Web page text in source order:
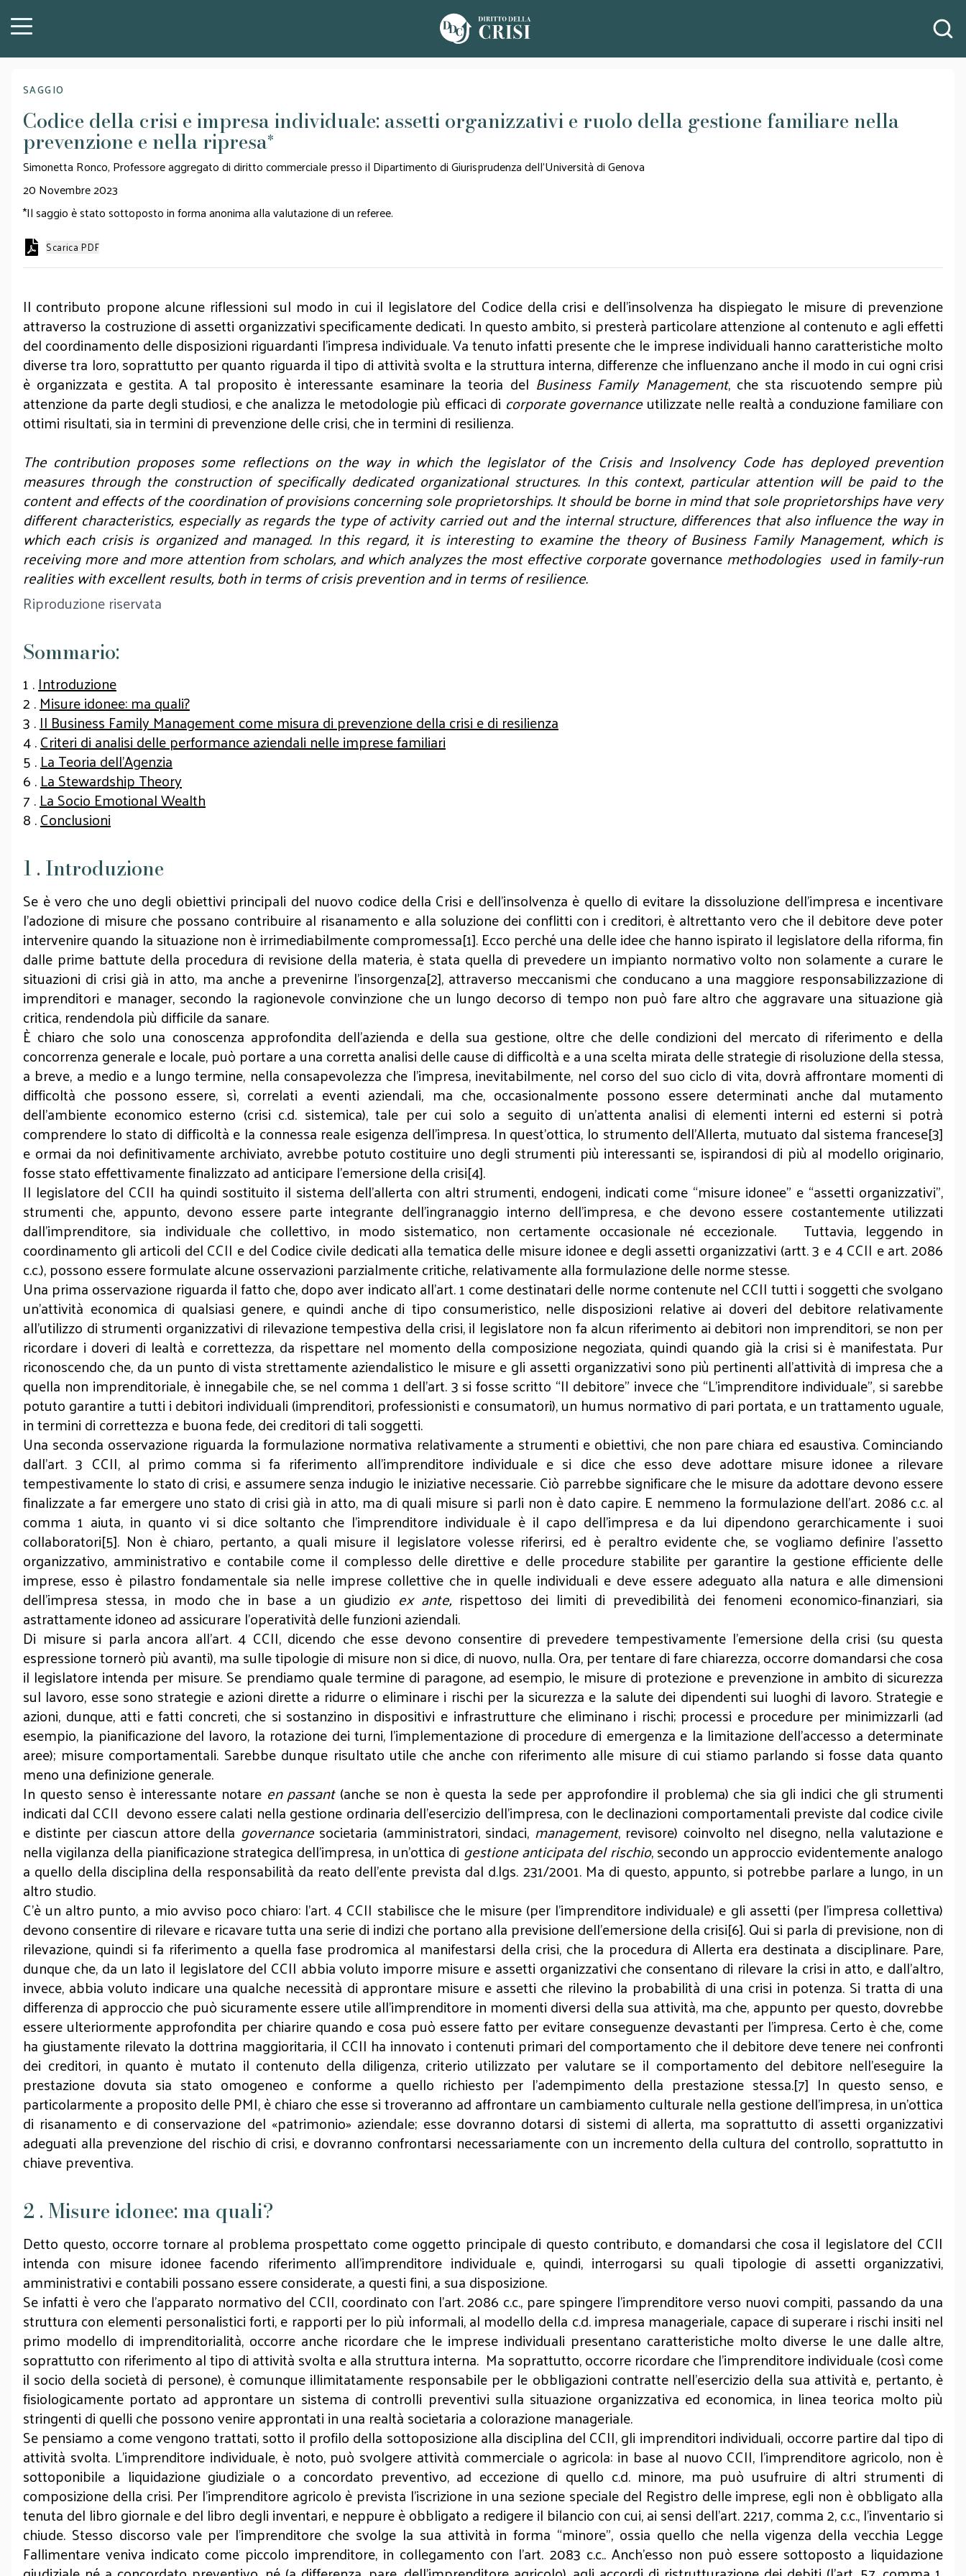
SAGGIO
Codice della crisi e impresa individuale: assetti organizzativi e ruolo della gestione familiare nella
prevenzione e nella ripresa*
Simonetta Ronco, Professore aggregato di diritto commerciale presso il Dipartimento di Giurisprudenza dell'Università di Genova
20 Novembre 2023
*Il saggio è stato sottoposto in forma anonima alla valutazione di un referee.
Scarica PDF
Il contributo propone alcune riflessioni sul modo in cui il legislatore del Codice della crisi e dell'insolvenza ha dispiegato le misure di prevenzione
attraverso la costruzione di assetti organizzativi specificamente dedicati. In questo ambito, si presterà particolare attenzione al contenuto e agli effetti
del coordinamento delle disposizioni riguardanti l’impresa individuale. Va tenuto infatti presente che le imprese individuali hanno caratteristiche molto
diverse tra loro, soprattutto per quanto riguarda il tipo di attività svolta e la struttura interna, differenze che influenzano anche il modo in cui ogni crisi
è organizzata e gestita. A tal proposito è interessante esaminare la teoria del Business Family Management, che sta riscuotendo sempre più
attenzione da parte degli studiosi, e che analizza le metodologie più efficaci di corporate governanceutilizzate nelle realtà a conduzione familiare con
ottimi risultati, sia in termini di prevenzione delle crisi, che in termini di resilienza.
The contribution proposes some reflections on the way in which the legislator of the Crisis and Insolvency Code has deployed prevention
measures through the construction of specifically dedicated organizational structures. In this context, particular attention will be paid to the
content and effects of the coordination of provisions concerning sole proprietorships. It should be borne in mind that sole proprietorships have very
different characteristics, especially as regards the type of activity carried out and the internal structure, differences that also influence the way in
which each crisis is organized and managed. In this regard, it is interesting to examine the theory of Business Family Management, which is
receiving more and more attention from scholars, and which analyzes the most effective corporategovernancemethodologies used in family-run
realities with excellent results, both in terms of crisis prevention and in terms of resilience.
Riproduzione riservata
Sommario:
1 .Introduzione
2 .Misure idonee: ma quali?
3 .Il Business Family Management come misura di prevenzione della crisi e di resilienza
4 .Criteri di analisi delle performance aziendali nelle imprese familiari
5 .La Teoria dell’Agenzia
6 .La Stewardship Theory
7 .La Socio Emotional Wealth
8 .Conclusioni
1 . Introduzione
Se è vero che uno degli obiettivi principali del nuovo codice della Crisi e dell’insolvenza è quello di evitare la dissoluzione dell’impresa e incentivare
l’adozione di misure che possano contribuire al risanamento e alla soluzione dei conflitti con i creditori, è altrettanto vero che il debitore deve poter
intervenire quando la situazione non è irrimediabilmente compromessa[1]. Ecco perché una delle idee che hanno ispirato il legislatore della riforma, fin
dalle prime battute della procedura di revisione della materia, è stata quella di prevedere un impianto normativo volto non solamente a curare le
situazioni di crisi già in atto, ma anche a prevenirne l’insorgenza[2], attraverso meccanismi che conducano a una maggiore responsabilizzazione di
imprenditori e manager, secondo la ragionevole convinzione che un lungo decorso di tempo non può fare altro che aggravare una situazione già
critica, rendendola più difficile da sanare.
È chiaro che solo una conoscenza approfondita dell’azienda e della sua gestione, oltre che delle condizioni del mercato di riferimento e della
concorrenza generale e locale, può portare a una corretta analisi delle cause di difficoltà e a una scelta mirata delle strategie di risoluzione della stessa,
a breve, a medio e a lungo termine, nella consapevolezza che l’impresa, inevitabilmente, nel corso del suo ciclo di vita, dovrà affrontare momenti di
difficoltà che possono essere, sì, correlati a eventi aziendali, ma che, occasionalmente possono essere determinati anche dal mutamento
dell’ambiente economico esterno (crisi c.d. sistemica), tale per cui solo a seguito di un’attenta analisi di elementi interni ed esterni si potrà
comprendere lo stato di difficoltà e la connessa reale esigenza dell’impresa. In quest’ottica, lo strumento dell’Allerta, mutuato dal sistema francese[3]
e ormai da noi definitivamente archiviato, avrebbe potuto costituire uno degli strumenti più interessanti se, ispirandosi di più al modello originario,
fosse stato effettivamente finalizzato ad anticipare l’emersione della crisi[4].
Il legislatore del CCII ha quindi sostituito il sistema dell’allerta con altri strumenti, endogeni, indicati come “misure idonee” e “assetti organizzativi”,
strumenti che, appunto, devono essere parte integrante dell’ingranaggio interno dell’impresa, e che devono essere costantemente utilizzati
dall’imprenditore, sia individuale che collettivo, in modo sistematico, non certamente occasionale né eccezionale. Tuttavia, leggendo in
coordinamento gli articoli del CCII e del Codice civile dedicati alla tematica delle misure idonee e degli assetti organizzativi (artt. 3 e 4 CCII e art. 2086
c.c.), possono essere formulate alcune osservazioni parzialmente critiche, relativamente alla formulazione delle norme stesse.
Una prima osservazione riguarda il fatto che, dopo aver indicato all’art. 1 come destinatari delle norme contenute nel CCII tutti i soggetti che svolgano
un’attività economica di qualsiasi genere, e quindi anche di tipo consumeristico, nelle disposizioni relative ai doveri del debitore relativamente
all’utilizzo di strumenti organizzativi di rilevazione tempestiva della crisi, il legislatore non fa alcun riferimento ai debitori non imprenditori, se non per
ricordare i doveri di lealtà e correttezza, da rispettare nel momento della composizione negoziata, quindi quando già la crisi si è manifestata. Pur
riconoscendo che, da un punto di vista strettamente aziendalistico le misure e gli assetti organizzativi sono più pertinenti all’attività di impresa che a
quella non imprenditoriale, è innegabile che, se nel comma 1 dell’art. 3 si fosse scritto “Il debitore” invece che “L’imprenditore individuale”, si sarebbe
potuto garantire a tutti i debitori individuali (imprenditori, professionisti e consumatori), un humus normativo di pari portata, e un trattamento uguale,
in termini di correttezza e buona fede, dei creditori di tali soggetti.
Una seconda osservazione riguarda la formulazione normativa relativamente a strumenti e obiettivi, che non pare chiara ed esaustiva. Cominciando
dall’art. 3 CCII, al primo comma si fa riferimento all’imprenditore individuale e si dice che esso deve adottare misure idonee a rilevare
tempestivamente lo stato di crisi, e assumere senza indugio le iniziative necessarie. Ciò parrebbe significare che le misure da adottare devono essere
finalizzate a far emergere uno stato di crisi già in atto, ma di quali misure si parli non è dato capire. E nemmeno la formulazione dell’art. 2086 c.c. al
comma 1 aiuta, in quanto vi si dice soltanto che l’imprenditore individuale è il capo dell’impresa e da lui dipendono gerarchicamente i suoi
collaboratori[5]. Non è chiaro, pertanto, a quali misure il legislatore volesse riferirsi, ed è peraltro evidente che, se vogliamo definire l’assetto
organizzativo, amministrativo e contabile come il complesso delle direttive e delle procedure stabilite per garantire la gestione efficiente delle
imprese, esso è pilastro fondamentale sia nelle imprese collettive che in quelle individuali e deve essere adeguato alla natura e alle dimensioni
dell’impresa stessa, in modo che in base a un giudizio ex ante, rispettoso dei limiti di prevedibilità dei fenomeni economico-finanziari, sia
astrattamente idoneo ad assicurare l’operatività delle funzioni aziendali.
Di misure si parla ancora all’art. 4 CCII, dicendo che esse devono consentire di prevedere tempestivamente l’emersione della crisi (su questa
espressione tornerò più avanti), ma sulle tipologie di misure non si dice, di nuovo, nulla. Ora, per tentare di fare chiarezza, occorre domandarsi che cosa
il legislatore intenda per misure. Se prendiamo quale termine di paragone, ad esempio, le misure di protezione e prevenzione in ambito di sicurezza
sul lavoro, esse sono strategie e azioni dirette a ridurre o eliminare i rischi per la sicurezza e la salute dei dipendenti sui luoghi di lavoro. Strategie e
azioni, dunque, atti e fatti concreti, che si sostanzino in dispositivi e infrastrutture che eliminano i rischi; processi e procedure per minimizzarli (ad
esempio, la pianificazione del lavoro, la rotazione dei turni, l'implementazione di procedure di emergenza e la limitazione dell'accesso a determinate
aree); misure comportamentali. Sarebbe dunque risultato utile che anche con riferimento alle misure di cui stiamo parlando si fosse data quanto
meno una definizione generale.
In questo senso è interessante notare en passant(anche se non è questa la sede per approfondire il problema) che sia gli indici che gli strumenti
indicati dal CCII devono essere calati nella gestione ordinaria dell’esercizio dell’impresa, con le declinazioni comportamentali previste dal codice civile
e distinte per ciascun attore della governance societaria (amministratori, sindaci, management, revisore) coinvolto nel disegno, nella valutazione e
nella vigilanza della pianificazione strategica dell’impresa, in un’ottica di gestione anticipata del rischio, secondo un approccio evidentemente analogo
a quello della disciplina della responsabilità da reato dell’ente prevista dal d.lgs. 231/2001. Ma di questo, appunto, si potrebbe parlare a lungo, in un
altro studio.
C’è un altro punto, a mio avviso poco chiaro: l’art. 4 CCII stabilisce che le misure (per l’imprenditore individuale) e gli assetti (per l’impresa collettiva)
devono consentire di rilevare e ricavare tutta una serie di indizi che portano alla previsione dell’emersione della crisi[6]. Qui si parla di previsione, non di
rilevazione, quindi si fa riferimento a quella fase prodromica al manifestarsi della crisi, che la procedura di Allerta era destinata a disciplinare. Pare,
dunque che, da un lato il legislatore del CCII abbia voluto imporre misure e assetti organizzativi che consentano di rilevare la crisi in atto, e dall’altro,
invece, abbia voluto indicare una qualche necessità di approntare misure e assetti che rilevino la probabilità di una crisi in potenza. Si tratta di una
differenza di approccio che può sicuramente essere utile all’imprenditore in momenti diversi della sua attività, ma che, appunto per questo, dovrebbe
essere ulteriormente approfondita per chiarire quando e cosa può essere fatto per evitare conseguenze devastanti per l’impresa. Certo è che, come
ha giustamente rilevato la dottrina maggioritaria, il CCII ha innovato i contenuti primari del comportamento che il debitore deve tenere nei confronti
dei creditori, in quanto è mutato il contenuto della diligenza, criterio utilizzato per valutare se il comportamento del debitore nell’eseguire la
prestazione dovuta sia stato omogeneo e conforme a quello richiesto per l’adempimento della prestazione stessa.[7] In questo senso, e
particolarmente a proposito delle PMI, è chiaro che esse si troveranno ad affrontare un cambiamento culturale nella gestione dell’impresa, in un’ottica
di risanamento e di conservazione del «patrimonio» aziendale; esse dovranno dotarsi di sistemi di allerta, ma soprattutto di assetti organizzativi
adeguati alla prevenzione del rischio di crisi, e dovranno confrontarsi necessariamente con un incremento della cultura del controllo, soprattutto in
chiave preventiva.
2 . Misure idonee: ma quali?
Detto questo, occorre tornare al problema prospettato come oggetto principale di questo contributo, e domandarsi che cosa il legislatore del CCII
intenda con misure idonee facendo riferimento all’imprenditore individuale e, quindi, interrogarsi su quali tipologie di assetti organizzativi,
amministrativi e contabili possano essere considerate, a questi fini, a sua disposizione.
Se infatti è vero che l’apparato normativo del CCII, coordinato con l’art. 2086 c.c., pare spingere l’imprenditore verso nuovi compiti, passando da una
struttura con elementi personalistici forti, e rapporti per lo più informali, al modello della c.d. impresa manageriale, capace di superare i rischi insiti nel
primo modello di imprenditorialità, occorre anche ricordare che le imprese individuali presentano caratteristiche molto diverse le une dalle altre,
soprattutto con riferimento al tipo di attività svolta e alla struttura interna. Ma soprattutto, occorre ricordare che l’imprenditore individuale (così come
il socio della società di persone), è comunque illimitatamente responsabile per le obbligazioni contratte nell’esercizio della sua attività e, pertanto, è
fisiologicamente portato ad approntare un sistema di controlli preventivi sulla situazione organizzativa ed economica, in linea teorica molto più
stringenti di quelli che possono venire approntati in una realtà societaria a colorazione manageriale.
Se pensiamo a come vengono trattati, sotto il profilo della sottoposizione alla disciplina del CCII, gli imprenditori individuali, occorre partire dal tipo di
attività svolta. L’imprenditore individuale, è noto, può svolgere attività commerciale o agricola: in base al nuovo CCII, l’imprenditore agricolo, non è
sottoponibile a liquidazione giudiziale o a concordato preventivo, ad eccezione di quello c.d. minore, ma può usufruire di altri strumenti di
composizione della crisi. Per l’imprenditore agricolo è prevista l’iscrizione in una sezione speciale del Registro delle imprese, egli non è obbligato alla
tenuta del libro giornale e del libro degli inventari, e neppure è obbligato a redigere il bilancio con cui, ai sensi dell’art. 2217, comma 2, c.c., l’inventario si
chiude. Stesso discorso vale per l’imprenditore che svolge la sua attività in forma “minore”, ossia quello che nella vigenza della vecchia Legge
Fallimentare veniva indicato come piccolo imprenditore, in collegamento con l’art. 2083 c.c.. Anch’esso non può essere sottoposto a liquidazione